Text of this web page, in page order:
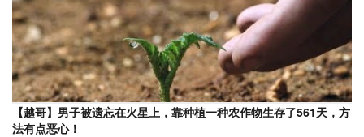
【越哥】男子被遗忘在火星上，靠种植一种农作物生存了561天，方
法有点恶心！